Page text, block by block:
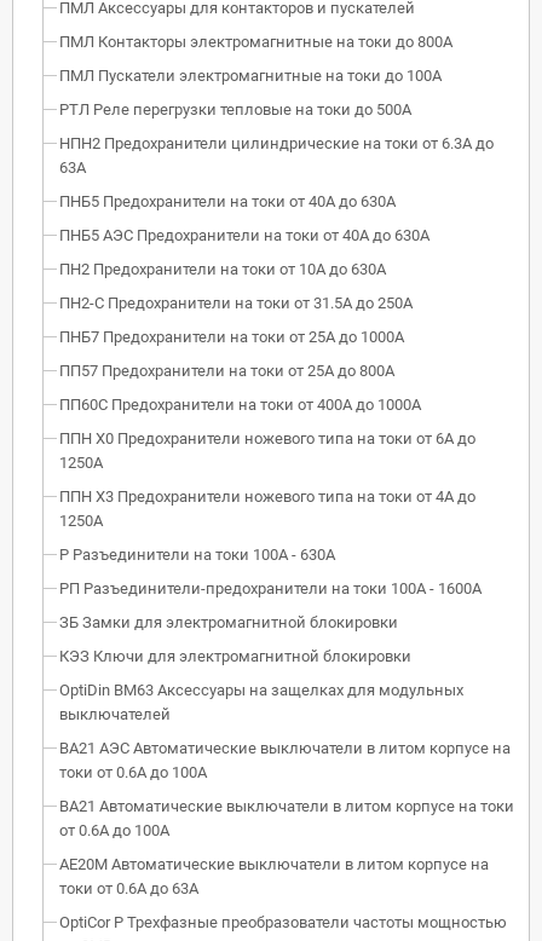
ПМЛ Аксессуары для контакторов и пускателей
ПМЛ Контакторы электромагнитные на токи до 800А
ПМЛ Пускатели электромагнитные на токи до 100А
РТЛ Реле перегрузки тепловые на токи до 500А
НПН2 Предохранители цилиндрические на токи от 6.3А до
63А
ПНБ5 Предохранители на токи от 40А до 630А
ПНБ5 АЭС Предохранители на токи от 40А до 630А
ПН2 Предохранители на токи от 10А до 630А
ПН2-С Предохранители на токи от 31.5А до 250А
ПНБ7 Предохранители на токи от 25А до 1000А
ПП57 Предохранители на токи от 25А до 800А
ПП60С Предохранители на токи от 400А до 1000А
ППН Х0 Предохранители ножевого типа на токи от 6А до
1250А
ППН Х3 Предохранители ножевого типа на токи от 4А до
1250А
Р Разъединители на токи 100А - 630А
РП Разъединители-предохранители на токи 100А - 1600А
ЗБ Замки для электромагнитной блокировки
КЭЗ Ключи для электромагнитной блокировки
OptiDin BM63 Аксессуары на защелках для модульных
выключателей
ВА21 АЭС Автоматические выключатели в литом корпусе на
токи от 0.6А до 100А
ВА21 Автоматические выключатели в литом корпусе на токи
от 0.6А до 100А
АЕ20М Автоматические выключатели в литом корпусе на
токи от 0.6А до 63А
OptiCor P Трехфазные преобразователи частоты мощностью